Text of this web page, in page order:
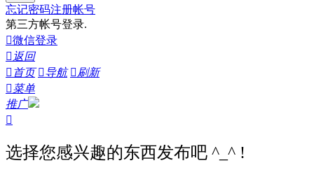
忘记密码注册帐号
第三方帐号登录.
微信登录
 返回
 首页 导航 刷新
菜单
推广

选择您感兴趣的东西发布吧 ^_^ !